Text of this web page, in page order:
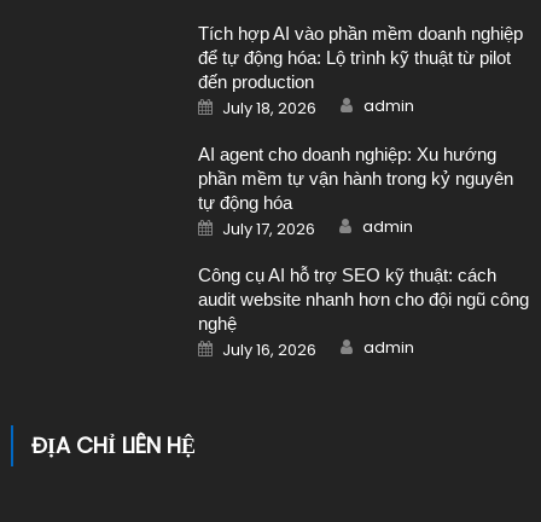
Tích hợp AI vào phần mềm doanh nghiệp
để tự động hóa: Lộ trình kỹ thuật từ pilot
đến production
Posted on
July 18, 2026 Author
admin
AI agent cho doanh nghiệp: Xu hướng
phần mềm tự vận hành trong kỷ nguyên
tự động hóa
Posted on
July 17, 2026 Author
admin
Công cụ AI hỗ trợ SEO kỹ thuật: cách
audit website nhanh hơn cho đội ngũ công
nghệ
Posted on
July 16, 2026 Author
admin
ĐỊA CHỈ LIÊN HỆ